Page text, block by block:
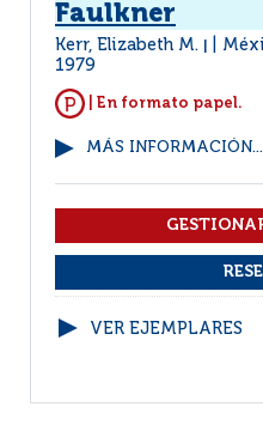
Faulkner
Kerr, Elizabeth M.
1979
| En formato papel.
MÁS INFORMACIÓN...
VER EJEMPLARES